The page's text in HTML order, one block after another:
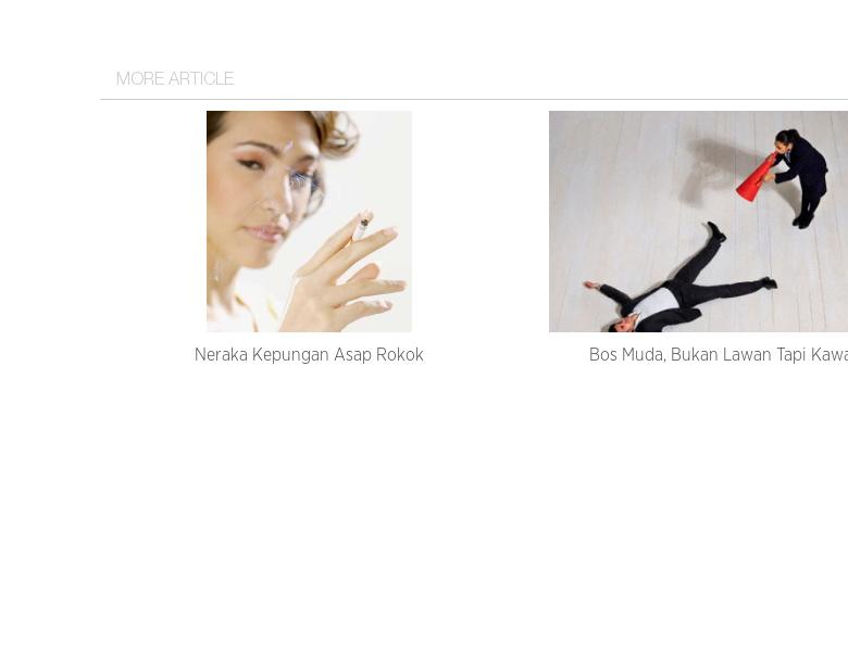
MORE ARTICLE
Neraka Kepungan Asap Rokok Bos Muda, Bukan Lawan Tapi